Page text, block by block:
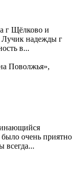
г Щёлково и
Лучик надежды г
в...
Поволжья»,
очень приятно
всегда...